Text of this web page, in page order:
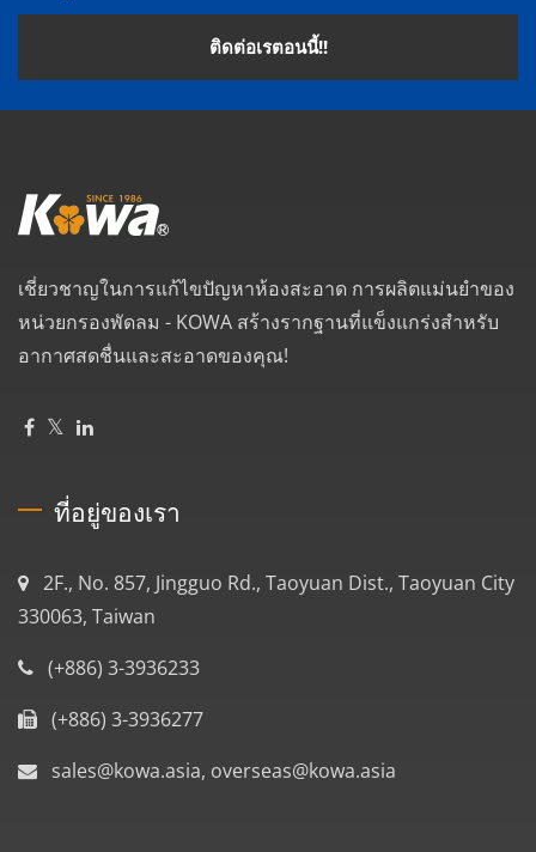
ติดต่อเรตอนนี้!!
เชี่ยวชาญในการแก้ไขปัญหาห้องสะอาด การผลิตแม่นยำของ
หน่วยกรองพัดลม - KOWA สร้างรากฐานที่แข็งแกร่งสำหรับ
อากาศสดชื่นและสะอาดของคุณ!
ที่อยู่ของเรา
2F., No. 857, Jingguo Rd., Taoyuan Dist., Taoyuan City
330063, Taiwan
(+886) 3-3936233
(+886) 3-3936277
sales@kowa.asia, overseas@kowa.asia